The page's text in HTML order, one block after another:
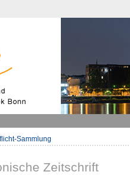
Sammlung
Zeitschrift